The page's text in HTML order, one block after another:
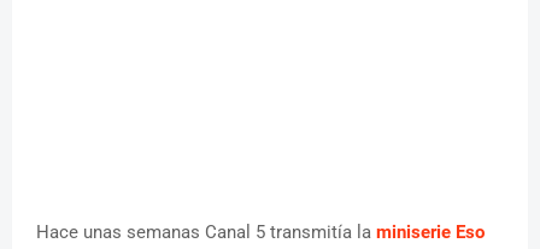
Hace unas semanas Canal 5 transmitía la miniserie Eso